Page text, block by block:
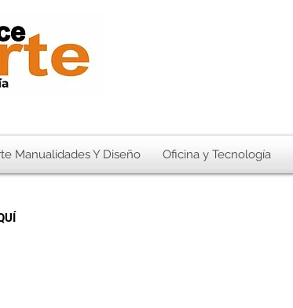
Manualidades Y Diseño Oficina y Tecnología